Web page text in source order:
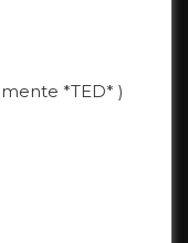
*TED* )